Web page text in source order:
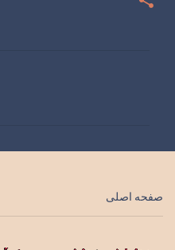
صفحه اصلی